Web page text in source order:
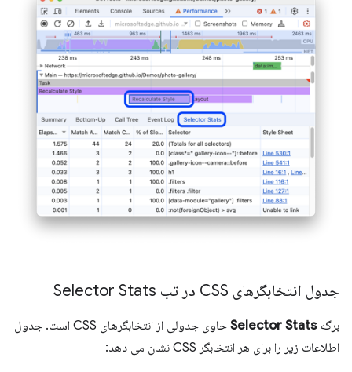
جدول انتخابگرهای CSS در تب Selector Stats
برگهSelector Stats
حاوی جدولی از انتخابگرهای CSS است. جدول
اطلاعات زیر را برای هر انتخابگر CSS نشان می دهد: